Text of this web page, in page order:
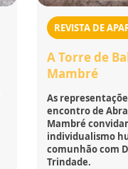
REVISTA DE
A Torre de
Mambré
As
encontro de
Mambré
individualismo
comunhão com
Trindade.